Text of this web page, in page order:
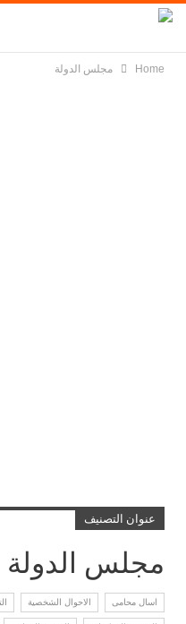
Home مجلس الدولة
عنوان التصنيف
مجلس الدولة
اسال محامى الاحوال الشخصية